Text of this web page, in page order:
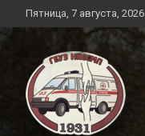
Перейти
к
содержимому
Пятница, 7 августа, 2026